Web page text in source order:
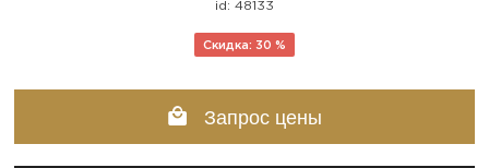
id: 48133
Скидка: 30 %
Запрос цены